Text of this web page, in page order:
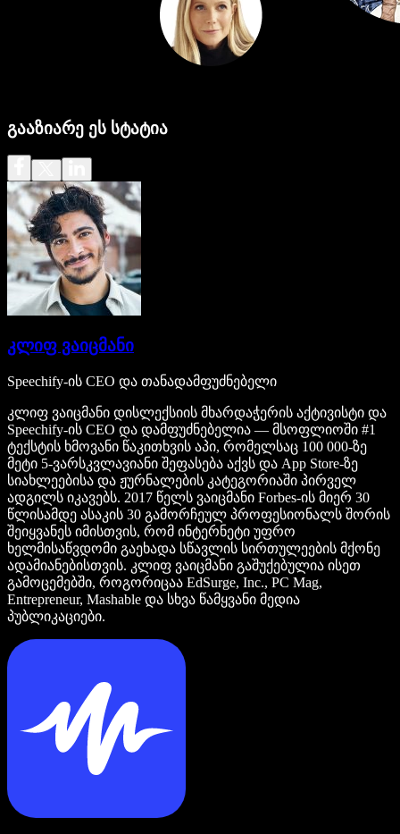
გააზიარე ეს სტატია
კლიფ ვაიცმანი
Speechify-ის CEO და თანადამფუძნებელი
კლიფ ვაიცმანი დისლექსიის მხარდაჭერის აქტივისტი და
Speechify-ის CEO და დამფუძნებელია — მსოფლიოში #1
ტექსტის ხმოვანი წაკითხვის აპი, რომელსაც 100 000-ზე
მეტი 5-ვარსკვლავიანი შეფასება აქვს და App Store-ზე
სიახლეებისა და ჟურნალების კატეგორიაში პირველ
ადგილს იკავებს. 2017 წელს ვაიცმანი Forbes-ის მიერ 30
წლისამდე ასაკის 30 გამორჩეულ პროფესიონალს შორის
შეიყვანეს იმისთვის, რომ ინტერნეტი უფრო
ხელმისაწვდომი გაეხადა სწავლის სირთულეების მქონე
ადამიანებისთვის. კლიფ ვაიცმანი გაშუქებულია ისეთ
გამოცემებში, როგორიცაა EdSurge, Inc., PC Mag,
Entrepreneur, Mashable და სხვა წამყვანი მედია
პუბლიკაციები.